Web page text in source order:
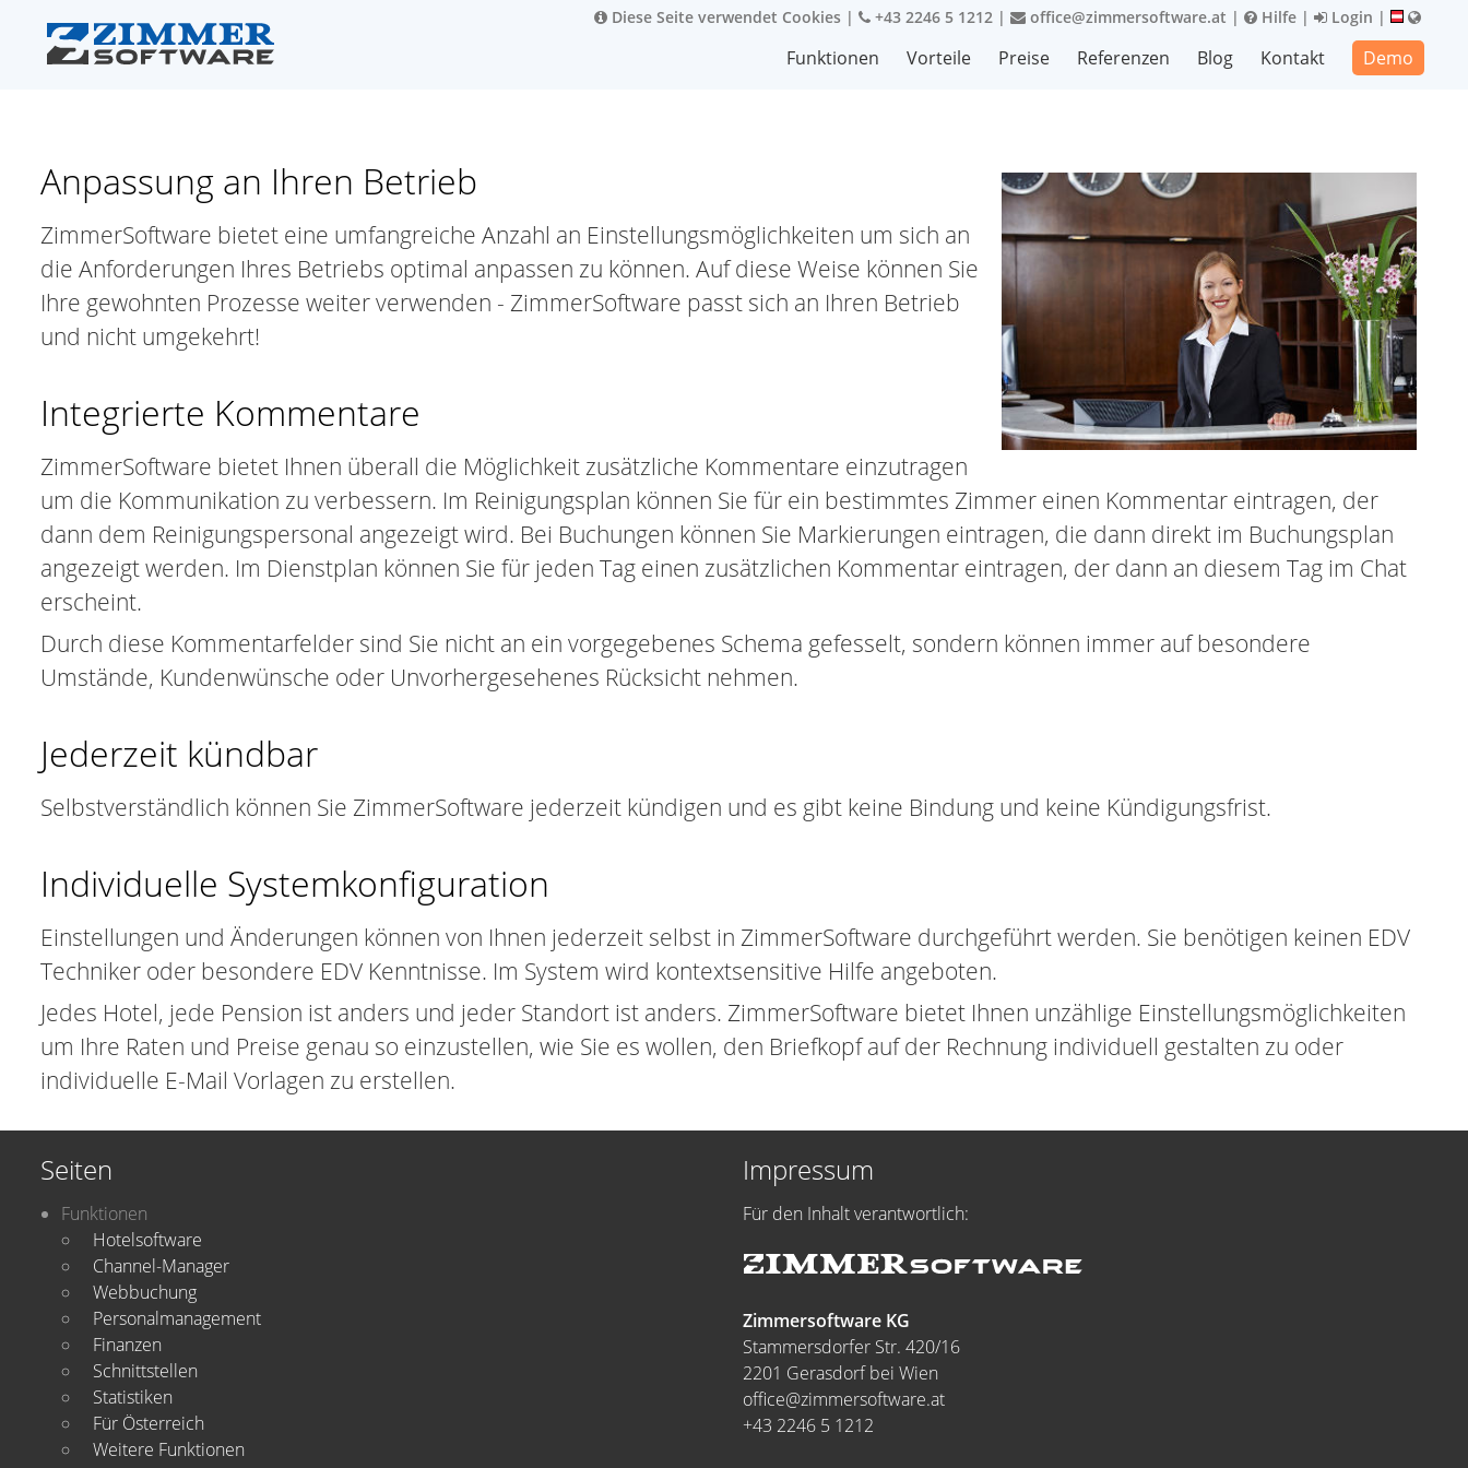
Diese Seite verwendet Cookies | +43 2246 5 1212 | office@zimmersoftware.at | Hilfe | Login |
Funktionen Vorteile Preise Referenzen Blog Kontakt Demo
Anpassung an Ihren Betrieb
ZimmerSoftware bietet eine umfangreiche Anzahl an Einstellungsmöglichkeiten um sich an
die Anforderungen Ihres Betriebs optimal anpassen zu können. Auf diese Weise können Sie
Ihre gewohnten Prozesse weiter verwenden - ZimmerSoftware passt sich an Ihren Betrieb
und nicht umgekehrt!
Integrierte Kommentare
ZimmerSoftware bietet Ihnen überall die Möglichkeit zusätzliche Kommentare einzutragen
um die Kommunikation zu verbessern. Im Reinigungsplan können Sie für ein bestimmtes Zimmer einen Kommentar eintragen, der
dann dem Reinigungspersonal angezeigt wird. Bei Buchungen können Sie Markierungen eintragen, die dann direkt im Buchungsplan
angezeigt werden. Im Dienstplan können Sie für jeden Tag einen zusätzlichen Kommentar eintragen, der dann an diesem Tag im Chat
erscheint.
Durch diese Kommentarfelder sind Sie nicht an ein vorgegebenes Schema gefesselt, sondern können immer auf besondere
Umstände, Kundenwünsche oder Unvorhergesehenes Rücksicht nehmen.
Jederzeit kündbar
Selbstverständlich können Sie ZimmerSoftware jederzeit kündigen und es gibt keine Bindung und keine Kündigungsfrist.
Individuelle Systemkonfiguration
Einstellungen und Änderungen können von Ihnen jederzeit selbst in ZimmerSoftware durchgeführt werden. Sie benötigen keinen EDV
Techniker oder besondere EDV Kenntnisse. Im System wird kontextsensitive Hilfe angeboten.
Jedes Hotel, jede Pension ist anders und jeder Standort ist anders. ZimmerSoftware bietet Ihnen unzählige Einstellungsmöglichkeiten
um Ihre Raten und Preise genau so einzustellen, wie Sie es wollen, den Briefkopf auf der Rechnung individuell gestalten zu oder
individuelle E-Mail Vorlagen zu erstellen.
Seiten
Funktionen
Hotelsoftware
Channel-Manager
Webbuchung
Personalmanagement
Finanzen
Schnittstellen
Statistiken
Für Österreich
Weitere Funktionen
Impressum
Für den Inhalt verantwortlich:
Zimmersoftware KG
Stammersdorfer Str. 420/16
2201 Gerasdorf bei Wien
office@zimmersoftware.at
+43 2246 5 1212